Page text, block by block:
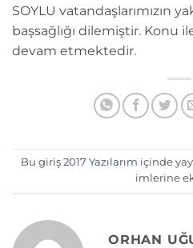
SOYLU vatandaşlarımızın
başsağlığı dilemiştir. Konu
devam etmektedir.
Bu giriş 2017 Yazılarım içinde
imlerine
ORHAN